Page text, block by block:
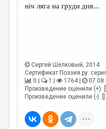
ніч ляга на груди дня...
Сергей Шелковый, 2014
Сертификат Поэзия.ру:
0 |
1 | 1764 |
Произведение оценили (+): []
Произведение оценили (-): []